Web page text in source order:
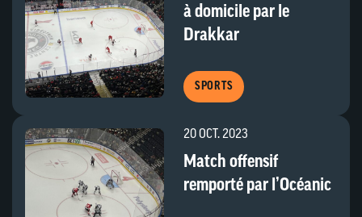
à domicile par le
Drakkar
SPORTS
20 OCT. 2023
Match offensif
remporté par l’Océanic